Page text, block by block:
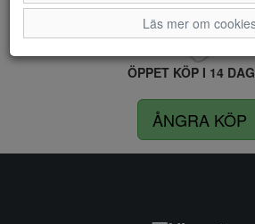
FRI FRAKT VID KÖP
ÖPPET KÖP I 14
ÅNGRA KÖP
Läs mer om